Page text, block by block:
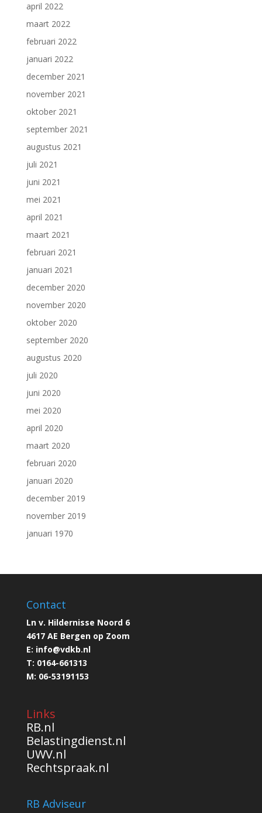
april 2022
maart 2022
februari 2022
januari 2022
december 2021
november 2021
oktober 2021
september 2021
augustus 2021
juli 2021
juni 2021
mei 2021
april 2021
maart 2021
februari 2021
januari 2021
december 2020
november 2020
oktober 2020
september 2020
augustus 2020
juli 2020
juni 2020
mei 2020
april 2020
maart 2020
februari 2020
januari 2020
december 2019
november 2019
januari 1970
Contact
Ln v. Hildernisse Noord 6
4617 AE Bergen op Zoom
E: info@vdkb.nl
T: 0164-661313
M: 06-53191153
Links
RB.nl
Belastingdienst.nl
UWV.nl
Rechtspraak.nl
RB Adviseur